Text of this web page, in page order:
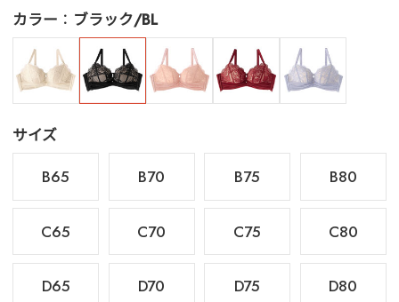
カラー ブラック/BL
サイズ
B65
B70 B75 B80
C65 C70 C75 C80
D65 D70 D75 D80